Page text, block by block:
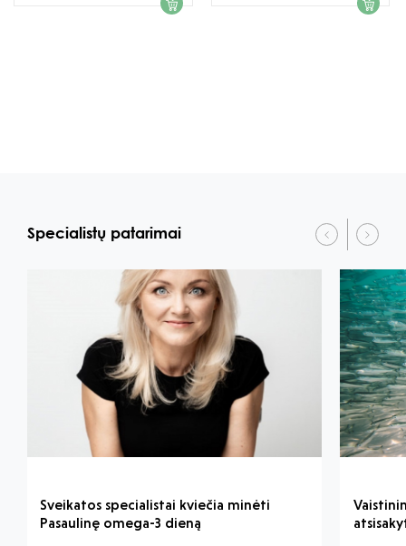
Specialistų patarimai
Sveikatos specialistai kviečia minėti
Pasaulinę omega-3 dieną